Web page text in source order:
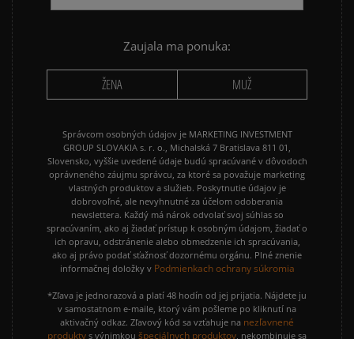
Zaujala ma ponuka:
ŽENA MUŽ
Správcom osobných údajov je MARKETING INVESTMENT
GROUP SLOVAKIA s. r. o., Michalská 7 Bratislava 811 01,
Slovensko, vyššie uvedené údaje budú spracúvané v dôvodoch
oprávneného záujmu správcu, za ktoré sa považuje marketing
vlastných produktov a služieb. Poskytnutie údajov je
dobrovoľné, ale nevyhnutné za účelom odoberania
newslettera. Každý má nárok odvolať svoj súhlas so
spracúvaním, ako aj žiadať prístup k osobným údajom, žiadať o
ich opravu, odstránenie alebo obmedzenie ich spracúvania,
ako aj právo podať sťažnosť dozornému orgánu. Plné znenie
informačnej doložky v Podmienkach ochrany súkromia
*Zľava je jednorazová a platí 48 hodín od jej prijatia. Nájdete ju
v samostatnom e-maile, ktorý vám pošleme po kliknutí na
aktivačný odkaz. Zľavový kód sa vzťahuje na nezľavnené
produkty s výnimkou špeciálnych produktov, nekombinuje sa